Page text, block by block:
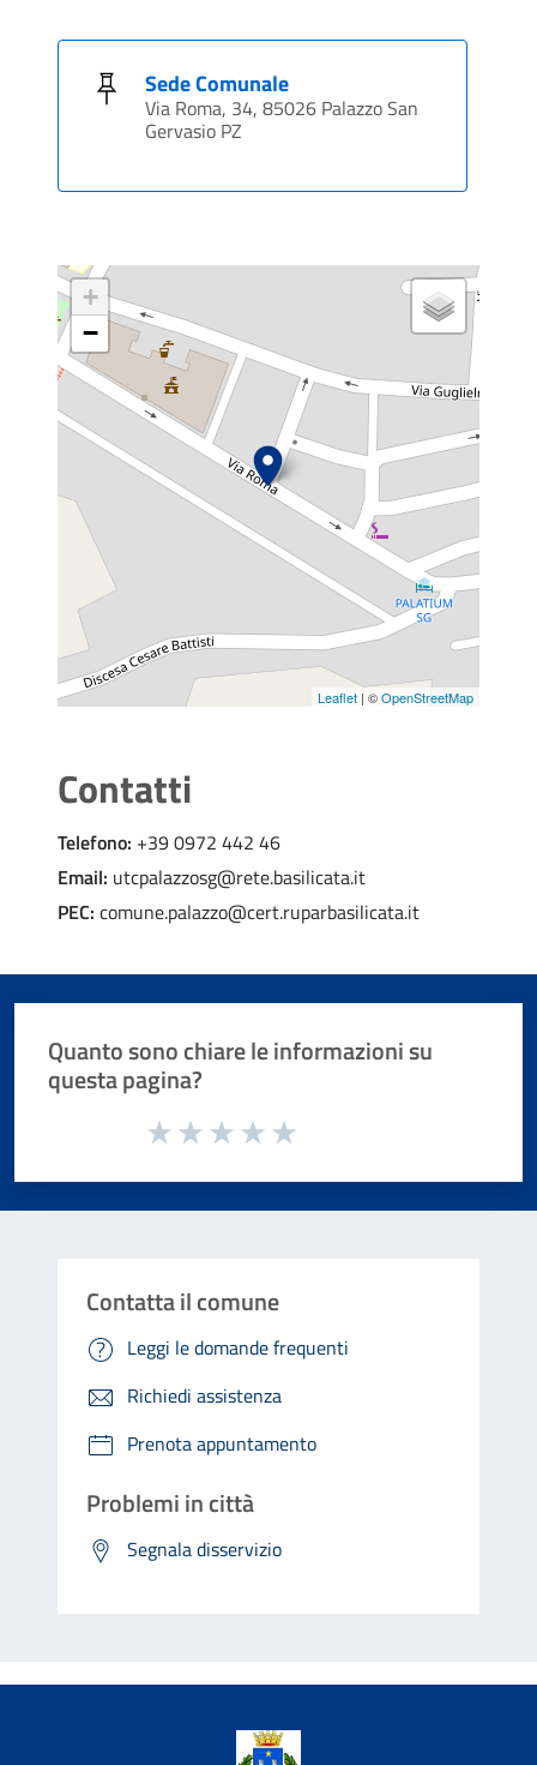
Sede Comunale
Via Roma, 34, 85026 Palazzo San
Gervasio PZ
+
−
Leaflet | ©OpenStreetMap
Contatti
Telefono: +39 0972 442 46
Email: utcpalazzosg@rete.basilicata.it
PEC: comune.palazzo@cert.ruparbasilicata.it
Quanto sono chiare le informazioni su
questa pagina?
Valuta da 1 a 5 stelle la pagina
Contatta il comune
Leggi le domande frequenti
Richiedi assistenza
Prenota appuntamento
Problemi in città
Segnala disservizio